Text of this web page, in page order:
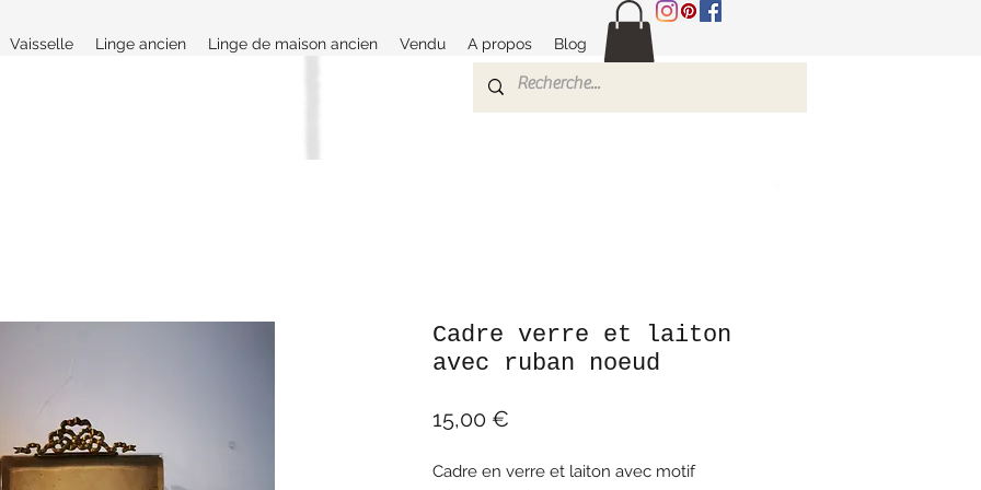
Vaisselle Linge ancien Linge de maison ancien Vendu A propos Blog
Cadre verre et laiton
avec ruban noeud
15,00 €
Cadre en verre et laiton avec motif